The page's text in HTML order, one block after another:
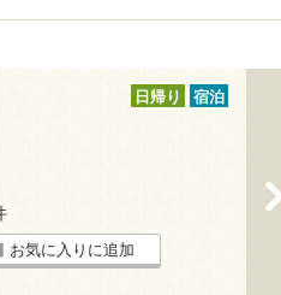
日帰り 宿泊
お気に入りに追加